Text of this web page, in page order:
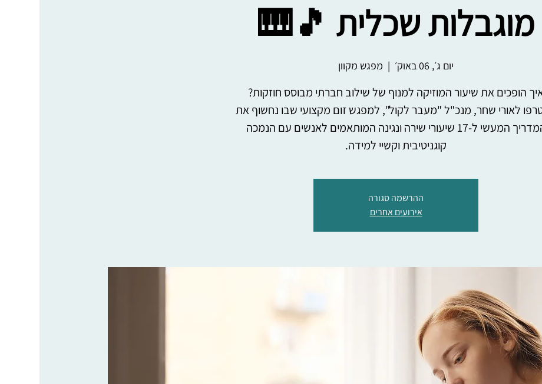
מוגבלות שכלית 🎵🎹
יום ג׳, 06 באוק׳
  |
מפגש מקוון
הופכים את שיעור המוזיקה למנוף של שילוב חברתי מבוסס חוזקות?
לאורי שחר, מנכ"ל "מעבר לקול", למפגש זום מקצועי שבו נחשוף את
המדריך המעשי ל-17 שיעורי שירה ונגינה המותאמים לאנשים עם הנמכה
קוגניטיבית וקשיי למידה.
ההרשמה סגורה
אירועים אחרים